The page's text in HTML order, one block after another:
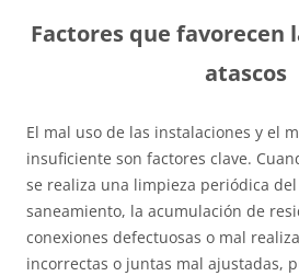
Factores que favorecen
atascos
El mal uso de las instalaciones y el
insuficiente son factores clave.
se realiza una limpieza periódica
saneamiento, la acumulación de
conexiones defectuosas o mal
incorrectas o juntas mal ajustadas,